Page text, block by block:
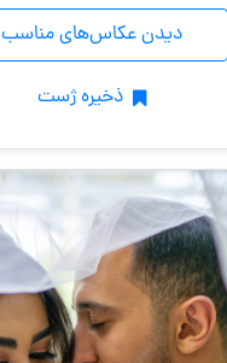
دیدن عکاس‌های مناسب
ذخیره ژست